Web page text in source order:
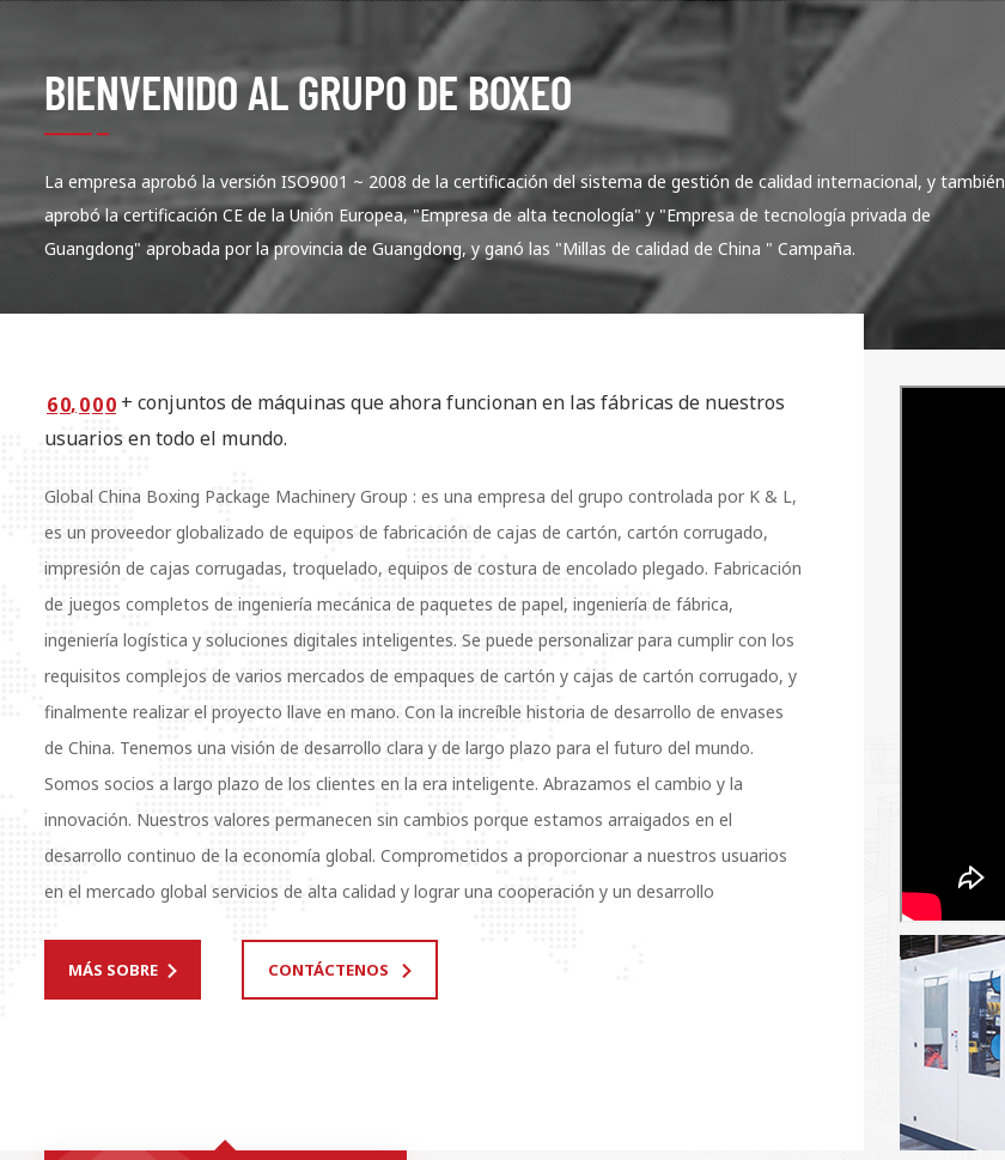
BIENVENIDO AL GRUPO DE BOXEO
La empresa aprobó la versión ISO9001 ~ 2008 de la certificación del sistema de gestión de calidad internacional, y también
aprobó la certificación CE de la Unión Europea, "Empresa de alta tecnología" y "Empresa de tecnología privada de
Guangdong" aprobada por la provincia de Guangdong, y ganó las "Millas de calidad de China " Campaña.
60,000 + conjuntos de máquinas que ahora funcionan en las fábricas de nuestros
usuarios en todo el mundo.
Global China Boxing Package Machinery Group : es una empresa del grupo controlada por K & L,
es un proveedor globalizado de equipos de fabricación de cajas de cartón, cartón corrugado,
impresión de cajas corrugadas, troquelado, equipos de costura de encolado plegado. Fabricación
de juegos completos de ingeniería mecánica de paquetes de papel, ingeniería de fábrica,
ingeniería logística y soluciones digitales inteligentes. Se puede personalizar para cumplir con los
requisitos complejos de varios mercados de empaques de cartón y cajas de cartón corrugado, y
finalmente realizar el proyecto llave en mano. Con la increíble historia de desarrollo de envases
de China. Tenemos una visión de desarrollo clara y de largo plazo para el futuro del mundo.
Somos socios a largo plazo de los clientes en la era inteligente. Abrazamos el cambio y la
innovación. Nuestros valores permanecen sin cambios porque estamos arraigados en el
desarrollo continuo de la economía global. Comprometidos a proporcionar a nuestros usuarios
en el mercado global servicios de alta calidad y lograr una cooperación y un desarrollo
ventas y los servicios de buena reputación de Global China Boxing Package Machinery Group
ahora se han extendido por todo el mundo. Nuestra red global ayuda a brindar a cada cliente
de impresión corrugada (Shinko Machine Mfg Co., Ltd.) en agosto de 2017. Proporciona una
MÁS SOBRE CONTÁCTENOS